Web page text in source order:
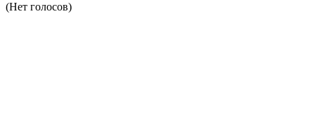
(Нет голосов)